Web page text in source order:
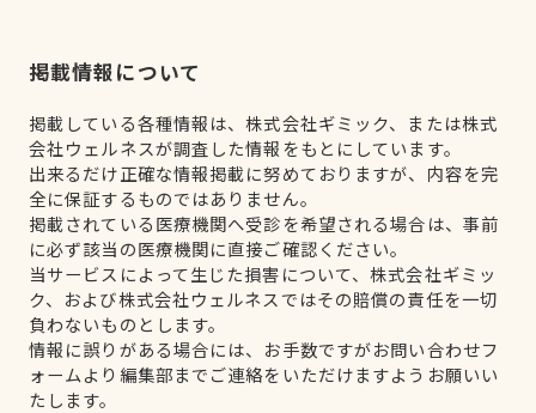
掲載情報について
掲載している各種情報は、株式会社ギミック、または株式
会社ウェルネスが調査した情報をもとにしています。
出来るだけ正確な情報掲載に努めておりますが、内容を完
全に保証するものではありません。
掲載されている医療機関へ受診を希望される場合は、事前
に必ず該当の医療機関に直接ご確認ください。
当サービスによって生じた損害について、株式会社ギミッ
ク、および株式会社ウェルネスではその賠償の責任を一切
負わないものとします。
情報に誤りがある場合には、お手数ですがお問い合わせフ
ォームより編集部までご連絡をいただけますようお願いい
たします。